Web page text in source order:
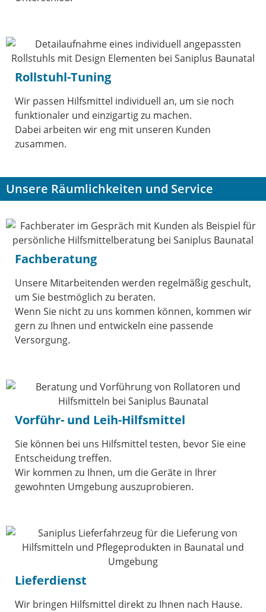
Rollstuhl-Tuning
Wir passen Hilfsmittel individuell an, um sie noch
funktionaler und einzigartig zu machen.
Dabei arbeiten wir eng mit unseren Kunden
zusammen.
Unsere Räumlichkeiten und Service
Fachberatung
Unsere Mitarbeitenden werden regelmäßig geschult,
um Sie bestmöglich zu beraten.
Wenn Sie nicht zu uns kommen können, kommen wir
gern zu Ihnen und entwickeln eine passende
Versorgung.
Vorführ- und Leih-Hilfsmittel
Sie können bei uns Hilfsmittel testen, bevor Sie eine
Entscheidung treffen.
Wir kommen zu Ihnen, um die Geräte in Ihrer
gewohnten Umgebung auszuprobieren.
Lieferdienst
Wir bringen Hilfsmittel direkt zu Ihnen nach Hause.